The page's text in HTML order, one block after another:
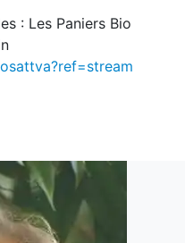
: Les Paniers Bio